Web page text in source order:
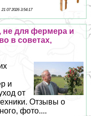
21 07 2026 3:54:17
не для фермера и
в советах,
и
от
Отзывы о
фото....